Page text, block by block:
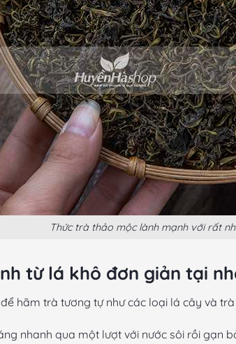
Thức trà thảo mộc lành mạnh với rất
từ lá khô đơn giản tại
hãm trà tương tự như các loại lá cây và
nhanh qua một lượt với nước sôi rồi gạn